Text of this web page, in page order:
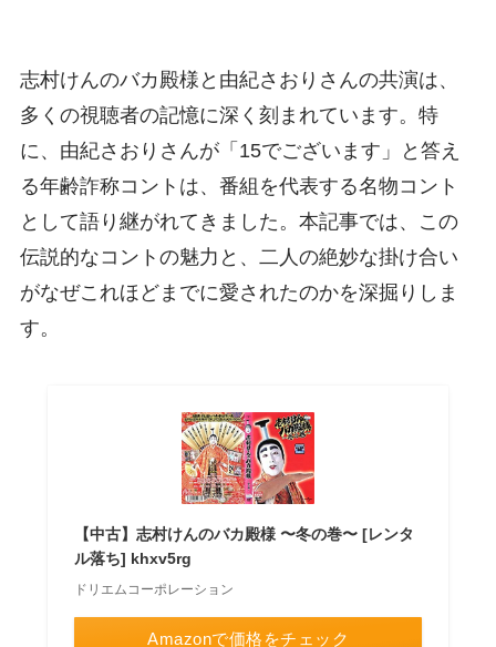
志村けんのバカ殿様と由紀さおりさんの共演は、
多くの視聴者の記憶に深く刻まれています。特
に、由紀さおりさんが「15でございます」と答え
る年齢詐称コントは、番組を代表する名物コント
として語り継がれてきました。本記事では、この
伝説的なコントの魅力と、二人の絶妙な掛け合い
がなぜこれほどまでに愛されたのかを深掘りしま
す。
【中古】志村けんのバカ殿様 〜冬の巻〜 [レンタ
ル落ち] khxv5rg
ドリエムコーポレーション
Amazonで価格をチェック